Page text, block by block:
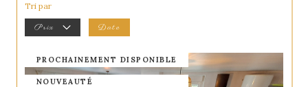
Tri par
Prix Date
PROCHAINEMENT DISPONIBLE
NOUVEAUTÉ